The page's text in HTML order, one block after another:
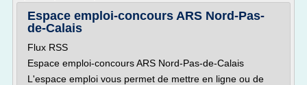
Espace emploi-concours ARS Nord-Pas-
de-Calais
Flux RSS
Espace emploi-concours ARS Nord-Pas-de-Calais
L'espace emploi vous permet de mettre en ligne ou de